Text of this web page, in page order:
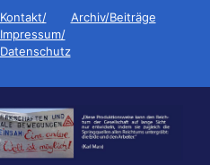
Kontakt/
Impressum/
Datenschutz
Archiv/Beiträge